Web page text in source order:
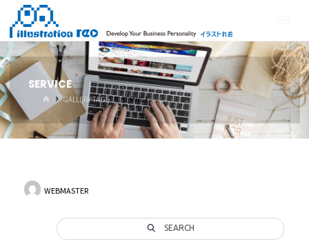
テ
ン
ツ
へ
ス
キ
ッ
ス
ト
れ
お
SERVICE
ホ
ー
GALLERY TAGS SERVICE
WEBMASTER
SEARCH